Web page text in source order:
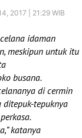
2017 | 21:29 WIB
idaman
meskipun untuk itu
busana.
di cermin
ditepuk-tepuknya
katanya